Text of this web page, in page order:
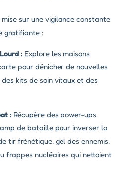
sur une vigilance constante
gratifiante :
: Explore les maisons
pour dénicher de nouvelles
kits de soin vitaux et des
: Récupère des power-ups
de bataille pour inverser la
tir frénétique, gel des ennemis,
frappes nucléaires qui nettoient